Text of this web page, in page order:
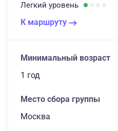
Легкий уровень
К маршруту
Минимальный возраст
1 год
Место сбора группы
Москва